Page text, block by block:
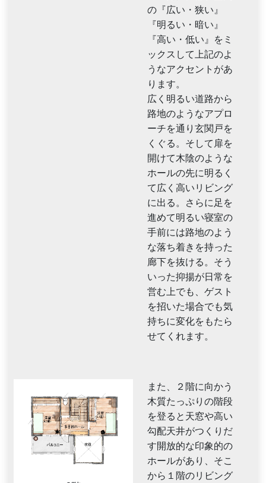
の『広い・狭い』
『明るい・暗い』
『高い・低い』をミ
ックスして上記のよ
うなアクセントがあ
ります。
広く明るい道路から
路地のようなアプロ
ーチを通り玄関戸を
くぐる。そして扉を
開けて木陰のような
ホールの先に明るく
て広く高いリビング
に出る。さらに足を
進めて明るい寝室の
手前には路地のよう
な落ち着きを持った
廊下を抜ける。そう
いった抑揚が日常を
営む上でも、ゲスト
を招いた場合でも気
持ちに変化をもたら
せてくれます。
また、２階に向かう
木質たっぷりの階段
を登ると天窓や高い
勾配天井がつくりだ
す開放的な印象的の
ホールがあり、そこ
から１階のリビング